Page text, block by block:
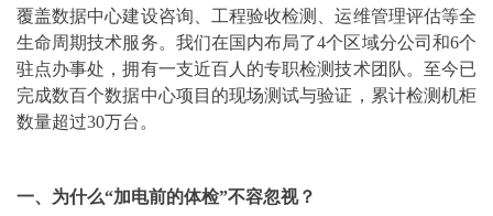
覆盖数据中心建设咨询、工程验收检测、运维管理评估等全
生命周期技术服务。我们在国内布局了4个区域分公司和6个
驻点办事处，拥有一支近百人的专职检测技术团队。至今已
完成数百个数据中心项目的现场测试与验证，累计检测机柜
数量超过30万台。
一、为什么“加电前的体检”不容忽视？